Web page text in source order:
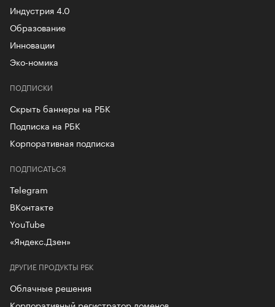
Индустрия 4.0
Образование
Инновации
Эко-номика
ПОДПИСКИ
Скрыть баннеры на РБК
Подписка на РБК
Корпоративная подписка
ДРУГИЕ ПРОДУКТЫ РБК
Облачные решения
ПОДПИСАТЬСЯ
Telegram
ВКонтакте
YouTube
«Яндекс.Дзен»